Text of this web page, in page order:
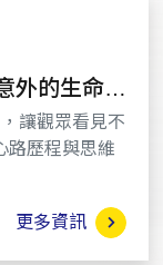
外的生命鬥
讓觀眾看見不
路歷程與思維
更多資訊